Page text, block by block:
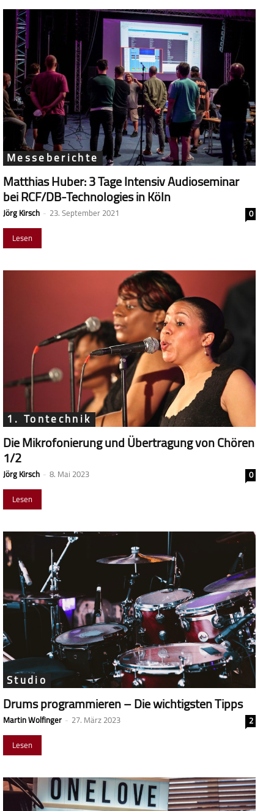
Messeberichte
Matthias Huber: 3 Tage Intensiv Audioseminar
bei RCF/DB-Technologies in Köln
Jörg Kirsch - 23. September 2021
0
Lesen
1. Tontechnik
Die Mikrofonierung und Übertragung von Chören
1/2
Jörg Kirsch - 8. Mai 2023
0
Lesen
Studio
Drums programmieren – Die wichtigsten Tipps
Martin Wolfinger - 27. März 2023
2
Lesen